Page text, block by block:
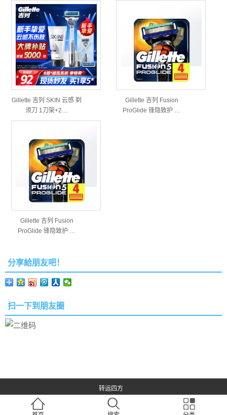
Gillette 吉列 SKIN 云感 剃
须刀 1刀架+2…
Gillette 吉列 Fusion
ProGlide 锋隐致护 …
Gillette 吉列 Fusion
ProGlide 锋隐致护 …
分享給朋友吧！
扫一下到朋友圈
转运四方
沪ICP备15030064号-1
,31010902002758, 大白菜打折啦网提供海外网购商品及
国内商品优惠打折信息、优惠活动及优惠券，关注商品质量评价，致力于帮助淘